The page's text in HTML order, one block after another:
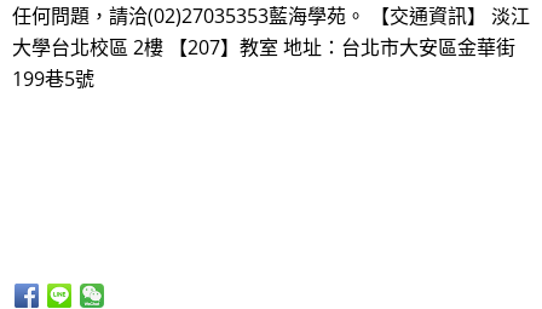
任何問題，請洽(02)27035353藍海學苑。 【交通資訊】 淡江
大學台北校區 2樓 【207】教室 地址：台北市大安區金華街
199巷5號